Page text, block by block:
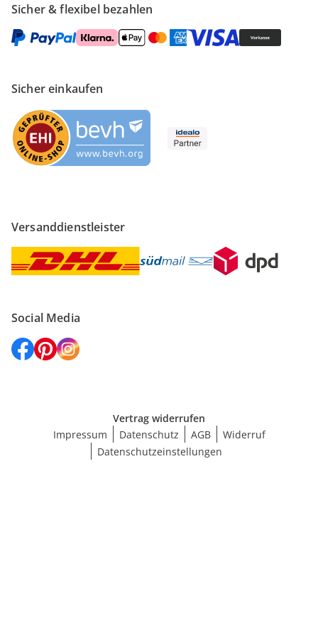
Sicher & flexibel bezahlen
Sicher einkaufen
Versanddienstleister
Social Media
Vertrag widerrufen
Impressum
Datenschutz AGB
Widerruf
Datenschutzeinstellungen